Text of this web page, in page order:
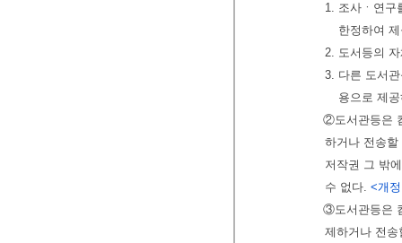
1. 조사ㆍ연구
한정하여
2. 도서등의
3. 다른 도서
용으로 제
②도서관등은
하거나 전송
저작권 그 밖
수 없다. <개
③도서관등은
제하거나 전